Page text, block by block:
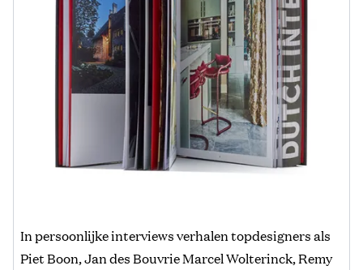
In persoonlijke interviews verhalen topdesigners als
Piet Boon, Jan des Bouvrie Marcel Wolterinck, Remy